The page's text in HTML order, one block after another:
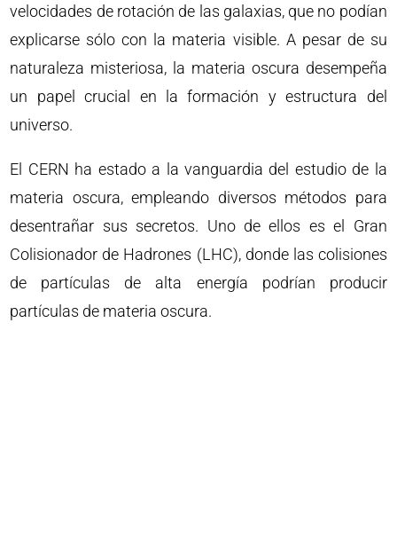
velocidades de rotación de las galaxias, que no podían
explicarse sólo con la materia visible. A pesar de su
naturaleza misteriosa, la materia oscura desempeña
un papel crucial en la formación y estructura del
universo.
El CERN ha estado a la vanguardia del estudio de la
materia oscura, empleando diversos métodos para
desentrañar sus secretos. Uno de ellos es el Gran
Colisionador de Hadrones (LHC), donde las colisiones
de partículas de alta energía podrían producir
partículas de materia oscura.